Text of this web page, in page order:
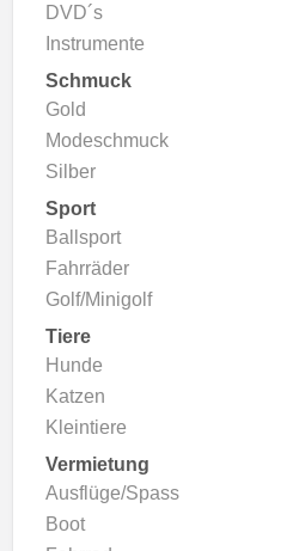
DVD´s
Instrumente
Schmuck
Gold
Modeschmuck
Silber
Sport
Ballsport
Fahrräder
Golf/Minigolf
Tiere
Hunde
Katzen
Kleintiere
Vermietung
Ausflüge/Spass
Boot